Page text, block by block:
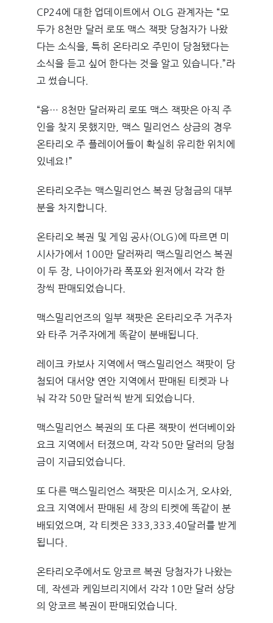
CP24에 대한 업데이트에서 OLG 관계자는 “모
두가 8천만 달러 로또 맥스 잭팟 당첨자가 나왔
다는 소식을, 특히 온타리오 주민이 당첨됐다는
소식을 듣고 싶어 한다는 것을 알고 있습니다.”라
고 썼습니다.
“음… 8천만 달러짜리 로또 맥스 잭팟은 아직 주
인을 찾지 못했지만, 맥스 밀리언스 상금의 경우
온타리오 주 플레이어들이 확실히 유리한 위치에
있네요!”
온타리오주는 맥스밀리언스 복권 당첨금의 대부
분을 차지합니다.
온타리오 복권 및 게임 공사(OLG)에 따르면 미
시사가에서 100만 달러짜리 맥스밀리언스 복권
이 두 장, 나이아가라 폭포와 윈저에서 각각 한
장씩 판매되었습니다.
맥스밀리언즈의 일부 잭팟은 온타리오주 거주자
와 타주 거주자에게 똑같이 분배됩니다.
레이크 카보사 지역에서 맥스밀리언스 잭팟이 당
첨되어 대서양 연안 지역에서 판매된 티켓과 나
눠 각각 50만 달러씩 받게 되었습니다.
맥스밀리언스 복권의 또 다른 잭팟이 썬더베이와
요크 지역에서 터졌으며, 각각 50만 달러의 당첨
금이 지급되었습니다.
또 다른 맥스밀리언스 잭팟은 미시소거, 오샤와,
요크 지역에서 판매된 세 장의 티켓에 똑같이 분
배되었으며, 각 티켓은 333,333.40달러를 받게
됩니다.
온타리오주에서도 앙코르 복권 당첨자가 나왔는
데, 작센과 케임브리지에서 각각 10만 달러 상당
의 앙코르 복권이 판매되었습니다.